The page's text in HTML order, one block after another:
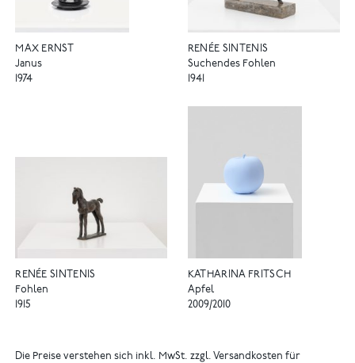
MAX ERNST
Janus
1974
RENÉE SINTENIS
Suchendes Fohlen
1941
RENÉE SINTENIS
Fohlen
1915
KATHARINA FRITSCH
Apfel
2009/2010
Die Preise verstehen sich inkl. MwSt. zzgl. Versandkosten für